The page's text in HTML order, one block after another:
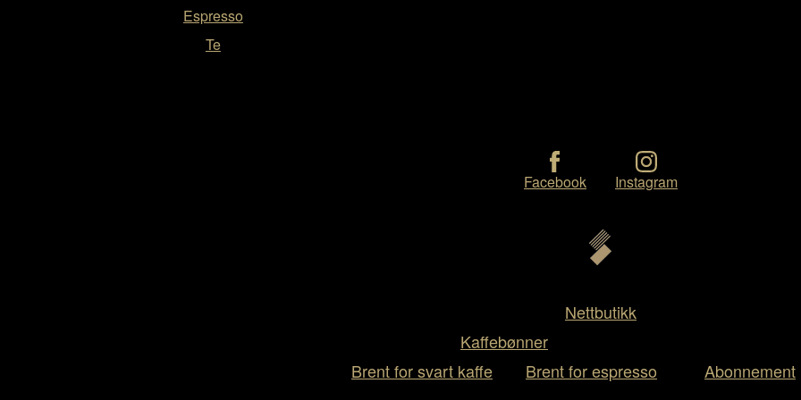
Espresso
Te
Facebook Instagram
Nettbutikk
Kaffebønner
Brent for svart kaffe
Brent for espresso Abonnement